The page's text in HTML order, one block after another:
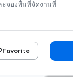
ะจองพื้นที่จัดงานที่
Favorite